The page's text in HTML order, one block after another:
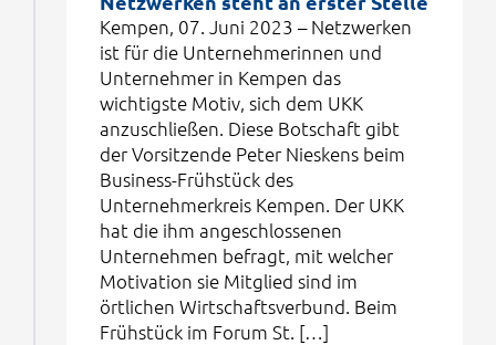
Kempen, 07. Juni 2023 – Netzwerken
ist für die Unternehmerinnen und
Unternehmer in Kempen das
wichtigste Motiv, sich dem UKK
anzuschließen. Diese Botschaft gibt
der Vorsitzende Peter Nieskens beim
Business-Frühstück des
Unternehmerkreis Kempen. Der UKK
hat die ihm angeschlossenen
Unternehmen befragt, mit welcher
Motivation sie Mitglied sind im
örtlichen Wirtschaftsverbund. Beim
Frühstück im Forum St. […]